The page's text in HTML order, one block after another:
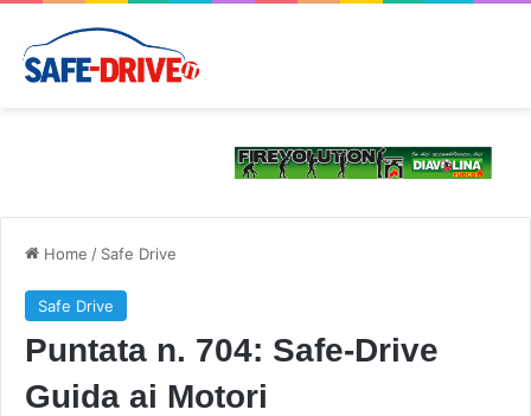
Home / Safe Drive
Safe Drive
Puntata n. 704: Safe-Drive
Guida ai Motori